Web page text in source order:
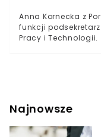
Anna Kornecka z
funkcji
Pracy i
Najnowsze